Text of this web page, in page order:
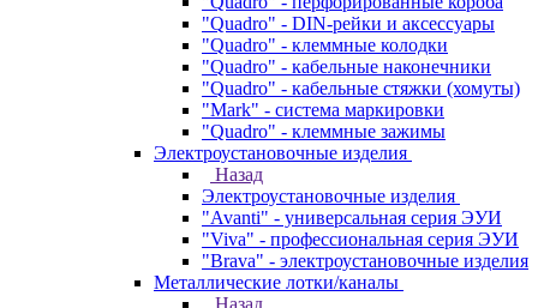
"Quadro" - DIN-рейки и аксессуары
"Quadro" - клеммные колодки
"Quadro" - кабельные наконечники
"Quadro" - кабельные стяжки (хомуты)
"Mark" - система маркировки
"Quadro" - клеммные зажимы
Электроустановочные изделия
Назад
Электроустановочные изделия
"Avanti" - универсальная серия ЭУИ
"Viva" - профессиональная серия ЭУИ
"Brava" - электроустановочные изделия
Металлические лотки/каналы
Назад